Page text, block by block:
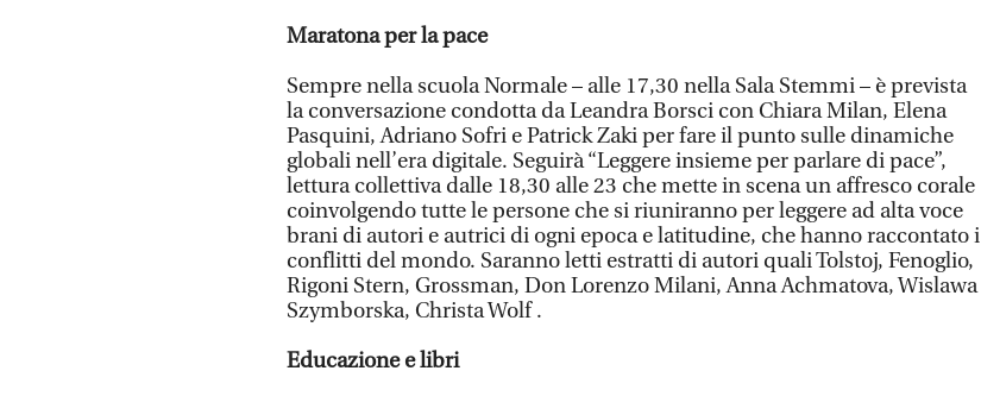
Maratona per la pace
Sempre nella scuola Normale – alle 17,30 nella Sala Stemmi – è prevista
la conversazione condotta da Leandra Borsci con Chiara Milan, Elena
Pasquini, Adriano Sofri e Patrick Zaki per fare il punto sulle dinamiche
globali nell’era digitale. Seguirà “Leggere insieme per parlare di pace”,
lettura collettiva dalle 18,30 alle 23 che mette in scena un affresco corale
coinvolgendo tutte le persone che si riuniranno per leggere ad alta voce
brani di autori e autrici di ogni epoca e latitudine, che hanno raccontato i
conflitti del mondo. Saranno letti estratti di autori quali Tolstoj, Fenoglio,
Rigoni Stern, Grossman, Don Lorenzo Milani, Anna Achmatova, Wislawa
Szymborska, Christa Wolf .
Educazione e libri